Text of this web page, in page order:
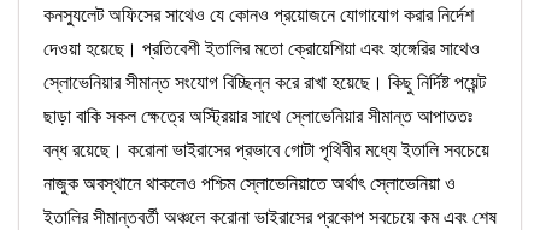
কনস্যুলেট অফিসের সাথেও যে কোনও প্রয়োজনে যোগাযোগ করার নির্দেশ
দেওয়া হয়েছে। প্রতিবেশী ইতালির মতো ক্রোয়েশিয়া এবং হাঙ্গেরির সাথেও
স্লোভেনিয়ার সীমান্ত সংযোগ বিচ্ছিন্ন করে রাখা হয়েছে। কিছু নির্দিষ্ট পয়েন্ট
ছাড়া বাকি সকল ক্ষেত্রে অস্ট্রিয়ার সাথে স্লোভেনিয়ার সীমান্ত আপাততঃ
বন্ধ রয়েছে। করোনা ভাইরাসের প্রভাবে গোটা পৃথিবীর মধ্যে ইতালি সবচেয়ে
নাজুক অবস্থানে থাকলেও পশ্চিম স্লোভেনিয়াতে অর্থাৎ স্লোভেনিয়া ও
ইতালির সীমান্তবর্তী অঞ্চলে করোনা ভাইরাসের প্রকোপ সবচেয়ে কম এবং শেষ